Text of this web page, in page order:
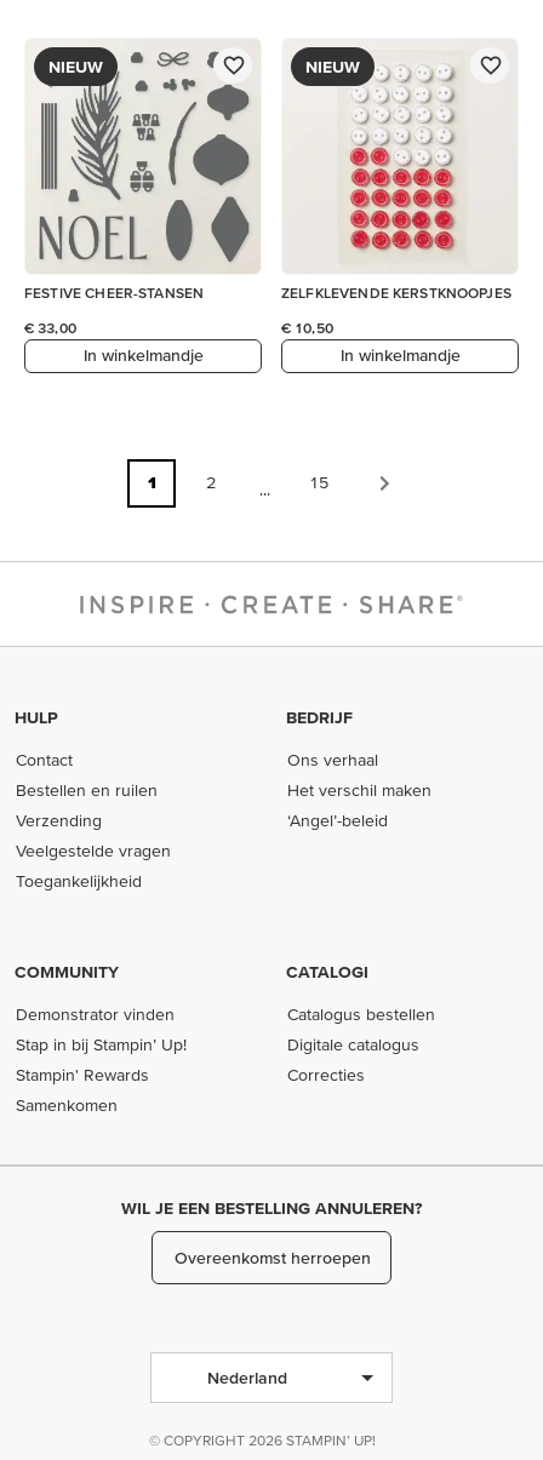
NIEUW
FESTIVE CHEER-STANSEN
€ 33,00
In winkelmandje
NIEUW
ZELFKLEVENDE KERSTKNOOPJES
€ 10,50
In winkelmandje
1 2 ... 15
HULP
Contact
Bestellen en ruilen
Verzending
Veelgestelde vragen
Toegankelijkheid
BEDRIJF
Ons verhaal
Het verschil maken
‘Angel’-beleid
COMMUNITY
Demonstrator vinden
Stap in bij Stampin’ Up!
Stampin' Rewards
Samenkomen
CATALOGI
Catalogus bestellen
Digitale catalogus
Correcties
WIL JE EEN BESTELLING ANNULEREN?
Overeenkomst herroepen
Nederland
© COPYRIGHT 2026 STAMPIN’ UP!